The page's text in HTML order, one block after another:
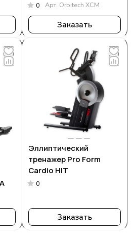
0 Арт. Orbitech XCM
Заказать
Эллиптический
тренажер Pro Form
Cardio HIT
0
Заказать